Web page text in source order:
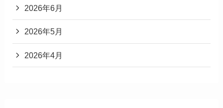
2026年6月
2026年5月
2026年4月